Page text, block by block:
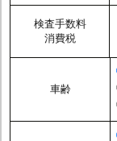
検査手数料
消費税
車齢